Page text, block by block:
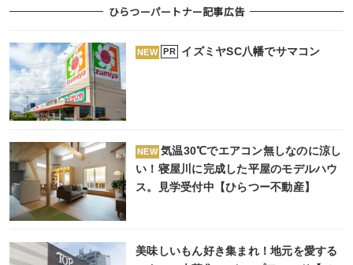
ひらつーパートナー記事広告
NEW PR イズミヤSC八幡でサマコン
NEW 気温30℃でエアコン無しなのに涼し
い！寝屋川に完成した平屋のモデルハウ
ス。見学受付中【ひらつー不動産】
美味しいもん好き集まれ！地元を愛する